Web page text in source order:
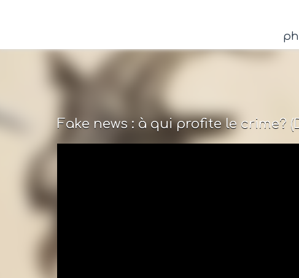
Fake news : à qui profite le crime?